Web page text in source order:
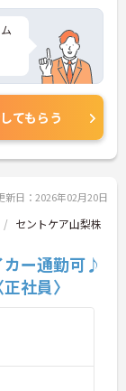
てもらう
新日：2026年02月20日
セントケア山梨株
カー通勤可♪
社員〉